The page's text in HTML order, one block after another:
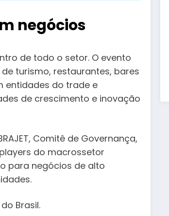
negócios
de todo o setor. O evento
turismo, restaurantes, bares
entidades do trade e
de crescimento e inovação
Comitê de Governança,
players do macrossetor
para negócios de alto
Brasil.